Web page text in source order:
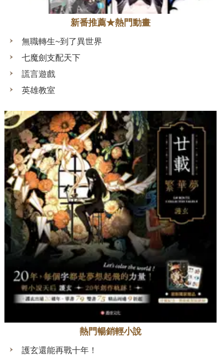
新番推薦★熱門動畫
無職轉生~到了異世界
七魔劍支配天下
謊言遊戲
英雄教室
熱門暢銷輕小說
護玄還能再戰十年！